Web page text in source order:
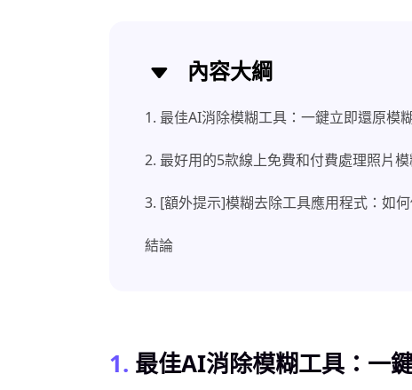
內容大綱
1. 最佳AI消除模糊工具：一鍵立即還原模
2. 最好用的5款線上免費和付費處理照片
3. [額外提示]模糊去除工具應用程式：如
結論
1. 最佳AI消除模糊工具：一